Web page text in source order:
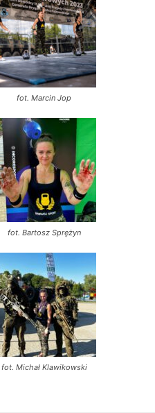
fot. Marcin Jop
fot. Bartosz Sprężyn
fot. Michał Klawikowski